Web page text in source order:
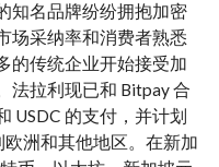
知名品牌纷纷拥抱加密
场采纳率和消费者熟悉
的传统企业开始接受加
法拉利现已和 Bitpay 合
USDC 的支付，并计划
洲和其他地区。在新加